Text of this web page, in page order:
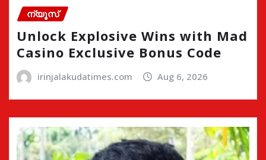
ന്യൂസ്
Unlock Explosive Wins with Mad
Casino Exclusive Bonus Code
irinjalakudatimes.com Aug 6, 2026